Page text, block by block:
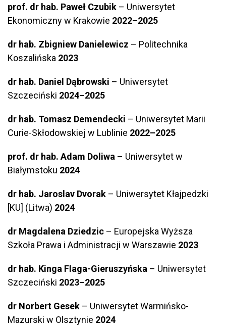
prof. dr hab. Paweł Czubik – Uniwersytet
Ekonomiczny w Krakowie 2022–2025
dr hab. Zbigniew Danielewicz – Politechnika
Koszalińska 2023
dr hab. Daniel Dąbrowski – Uniwersytet
Szczeciński 2024–2025
dr hab. Tomasz Demendecki – Uniwersytet Marii
Curie-Skłodowskiej w Lublinie 2022–2025
prof. dr hab. Adam Doliwa – Uniwersytet w
Białymstoku 2024
dr hab. Jaroslav Dvorak – Uniwersytet Kłajpedzki
[KU] (Litwa) 2024
dr Magdalena Dziedzic – Europejska Wyższa
Szkoła Prawa i Administracji w Warszawie 2023
dr hab. Kinga Flaga-Gieruszyńska – Uniwersytet
Szczeciński 2023–2025
dr Norbert Gesek – Uniwersytet Warmińsko-
Mazurski w Olsztynie 2024